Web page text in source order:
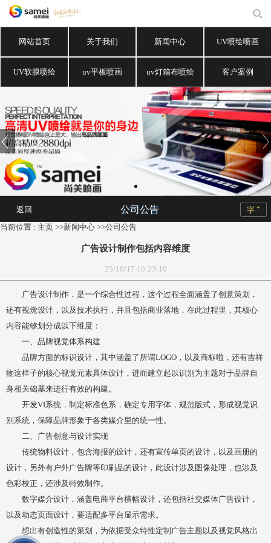
网站首页 关于我们 新闻中心 UV喷绘喷画
UV软膜喷绘 uv平板喷画 uv灯箱布喷绘 客户案例
返回 公司公告 字 +
当前位置 : 主页 >>新闻中心 >>公司公告
广告设计制作包括内容维度
25/10/17 10:23:10
广告设计制作，是一个综合性过程，这个过程全面涵盖了创意策划，
还有视觉设计，以及技术执行，并且包括商业落地，在此过程里，其核心
内容能够划分成以下维度：
一、品牌视觉体系构建
品牌方面的标识设计，其中涵盖了所谓LOGO，以及商标啦，还有吉祥
物这样子的核心视觉元素具体设计，进而建立起以识别为主题对于品牌自
身相关础基来进行有效的构建。
开发VI系统，制定标准色系，确定专用字体，规范版式，形成视觉识
别系统，保障品牌形象于各类媒介里的统一性。
二、广告创意与设计实现
传统物料设计，包含海报的设计，还有宣传单页的设计，以及画册的
设计，另外有户外广告牌等印刷品的设计，此设计涉及图像处理，也涉及
色彩校正，还涉及特效制作。
数字媒介设计，涵盖电商平台横幅设计，还包括社交媒体广告设计，
以及动态页面设计，要适配多平台显示需求。
想出有创造性的策划，为依据受众特性定制广告主题以及视觉风格出